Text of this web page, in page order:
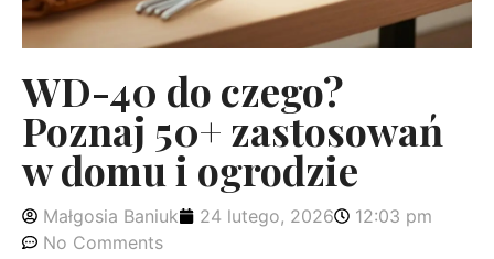
WD-40 do czego?
Poznaj 50+ zastosowań
w domu i ogrodzie
Małgosia Baniuk 24 lutego, 2026
12:03 pm
No Comments